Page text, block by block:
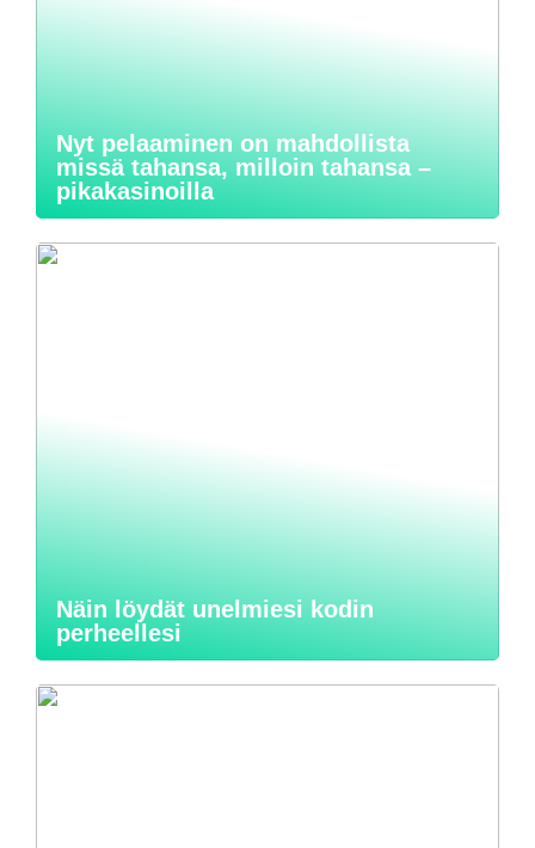
Nyt pelaaminen on mahdollista
missä tahansa, milloin tahansa –
pikakasinoilla
Näin löydät unelmiesi kodin
perheellesi